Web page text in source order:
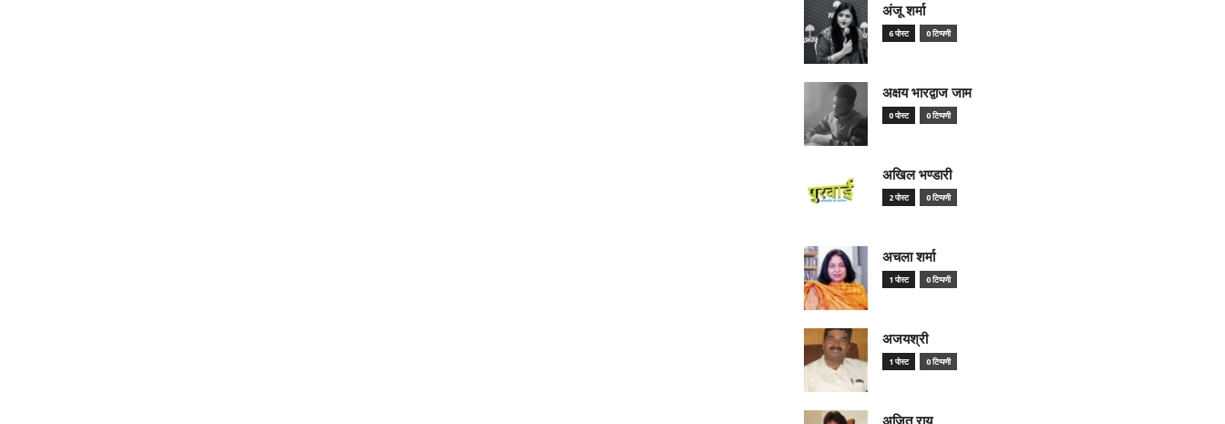
अंजू शर्मा
6 पोस्ट 0 टिप्पणी
अक्षय भारद्वाज जाम
0 पोस्ट 0 टिप्पणी
अखिल भण्डारी
2 पोस्ट 0 टिप्पणी
अचला शर्मा
1 पोस्ट 0 टिप्पणी
अजयश्री
1 पोस्ट 0 टिप्पणी
अजित राय